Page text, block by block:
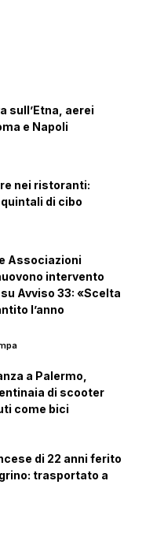
sull’Etna, aerei
e Napoli
nei ristoranti:
di cibo
Associazioni
intervento
Avviso 33: «Scelta
l’anno
a Palermo,
di scooter
come bici
di 22 anni ferito
trasportato a